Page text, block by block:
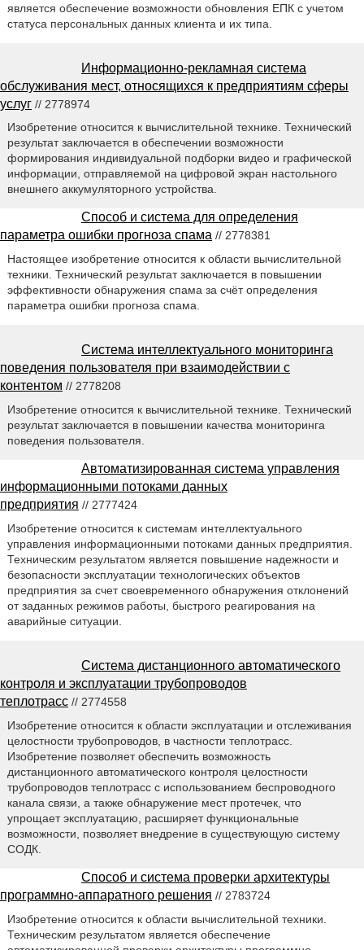
является обеспечение возможности обновления ЕПК с учетом
статуса персональных данных клиента и их типа.
Информационно-рекламная система
обслуживания мест, относящихся к предприятиям сферы
услуг // 2778974
Изобретение относится к вычислительной технике. Технический
результат заключается в обеспечении возможности
формирования индивидуальной подборки видео и графической
информации, отправляемой на цифровой экран настольного
внешнего аккумуляторного устройства.
Способ и система для определения
параметра ошибки прогноза спама // 2778381
Настоящее изобретение относится к области вычислительной
техники. Технический результат заключается в повышении
эффективности обнаружения спама за счёт определения
параметра ошибки прогноза спама.
Система интеллектуального мониторинга
поведения пользователя при взаимодействии с
контентом // 2778208
Изобретение относится к вычислительной технике. Технический
результат заключается в повышении качества мониторинга
поведения пользователя.
Автоматизированная система управления
информационными потоками данных
предприятия // 2777424
Изобретение относится к системам интеллектуального
управления информационными потоками данных предприятия.
Техническим результатом является повышение надежности и
безопасности эксплуатации технологических объектов
предприятия за счет своевременного обнаружения отклонений
от заданных режимов работы, быстрого реагирования на
аварийные ситуации.
Система дистанционного автоматического
контроля и эксплуатации трубопроводов
теплотрасс // 2774558
Изобретение относится к области эксплуатации и отслеживания
целостности трубопроводов, в частности теплотрасс.
Изобретение позволяет обеспечить возможность
дистанционного автоматического контроля целостности
трубопроводов теплотрасс с использованием беспроводного
канала связи, а также обнаружение мест протечек, что
упрощает эксплуатацию, расширяет функциональные
возможности, позволяет внедрение в существующую систему
СОДК.
Способ и система проверки архитектуры
программно-аппаратного решения // 2783724
Изобретение относится к области вычислительной техники.
Техническим результатом является обеспечение